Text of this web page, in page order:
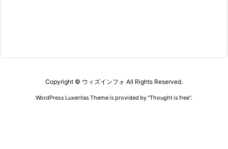
Copyright © ウィズインフォ All Rights Reserved.
WordPress Luxeritas Theme is provided by "Thought is free".